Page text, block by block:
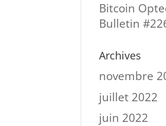
Bitcoin
Bulletin
Archives
novembre
juillet 2022
juin 2022